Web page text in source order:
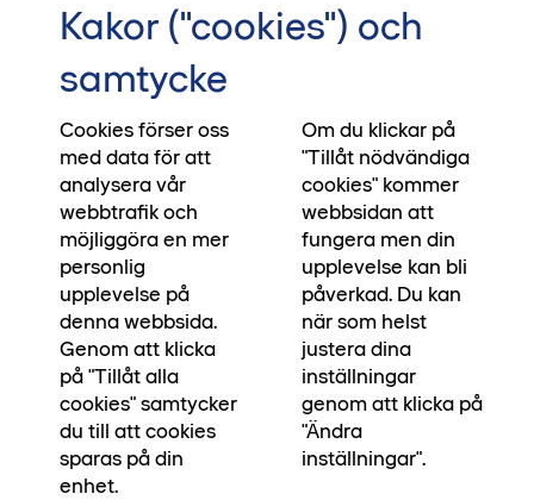
Verkstan är nu slutsålt
Alla lägenheter är nu slutsålda i kvarteret
Verkstan. Är det så att du fortfarande letar efter
din nya hemdröm i Umeå, anmäl ditt intresse för
vårt kommande kvarter Guldkanten.
Läs mer om det nya kvarteret Guldkanten
Kakor ("cookies") och
samtycke
Cookies förser oss
med data för att
analysera vår
webbtrafik och
möjliggöra en mer
personlig
upplevelse på
denna webbsida.
Genom att klicka
på "Tillåt alla
cookies" samtycker
du till att cookies
sparas på din
enhet.
Om du klickar på
"Tillåt nödvändiga
cookies" kommer
webbsidan att
fungera men din
upplevelse kan bli
påverkad. Du kan
när som helst
justera dina
inställningar
genom att klicka på
"Ändra
inställningar".